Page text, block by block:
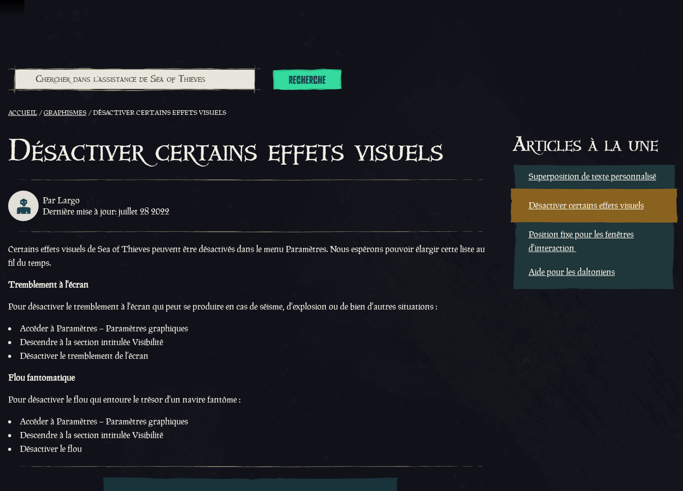
RECHERCHE
ACCUEIL GRAPHISMES DÉSACTIVER CERTAINS EFFETS VISUELS
Désactiver certains effets visuels
Par Largo
Dernière mise à jour: juillet 28 2022
Certains effets visuels de Sea of Thieves peuvent être désactivés dans le menu Paramètres. Nous espérons pouvoir élargir cette liste au
fil du temps.
Tremblement à l'écran
Pour désactiver le tremblement à l'écran qui peut se produire en cas de séisme, d'explosion ou de bien d'autres situations :
Accéder à Paramètres – Paramètres graphiques
Descendre à la section intitulée Visibilité
Désactiver le tremblement de l’écran
Flou fantomatique
Pour désactiver le flou qui entoure le trésor d'un navire fantôme :
Accéder à Paramètres – Paramètres graphiques
Descendre à la section intitulée Visibilité
Désactiver le flou
Articles à la une
Superposition de texte personnalisé
Désactiver certains effets visuels
Position fixe pour les fenêtres
d'interaction
Aide pour les daltoniens